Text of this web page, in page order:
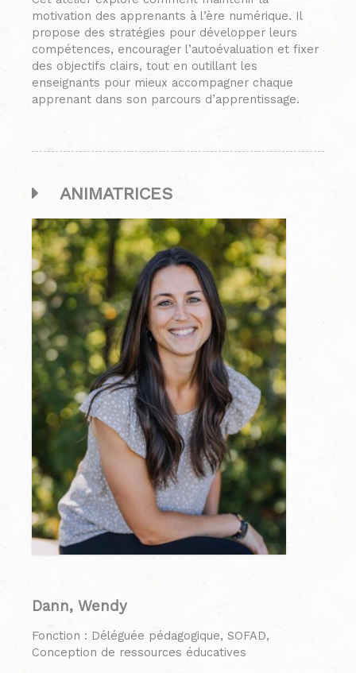
motivation des apprenants à l’ère numérique. Il
propose des stratégies pour développer leurs
compétences, encourager l’autoévaluation et fixer
des objectifs clairs, tout en outillant les
enseignants pour mieux accompagner chaque
apprenant dans son parcours d’apprentissage.
ANIMATRICES
Dann, Wendy
Fonction : Déléguée pédagogique, SOFAD,
Conception de ressources éducatives